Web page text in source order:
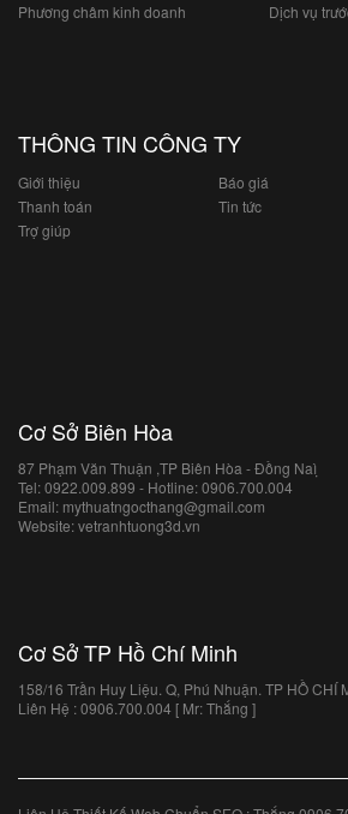
Phương châm kinh doanh
Dịch vụ
THÔNG TIN CÔNG TY
Giới thiệu
Báo giá
Thanh toán
Tin tức
Trợ giúp
Cơ Sở Biên Hòa
87 Phạm Văn Thuận ,TP Biên Hòa - Đồng Naì ̣
Tel: 0922.009.899 - Hotline: 0906.700.004
Email: mythuatngocthang@gmail.com
Website: vetranhtuong3d.vn
Cơ Sở TP Hồ Chí Minh
158/16 Trần Huy Liệu. Q, Phú Nhuận. TP HỒ CHÍ
Liên Hệ : 0906.700.004 [ Mr: Thắng ]